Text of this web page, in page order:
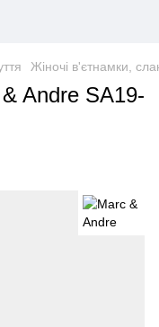
Жіночі в'єтнамки,
Andre SA19-